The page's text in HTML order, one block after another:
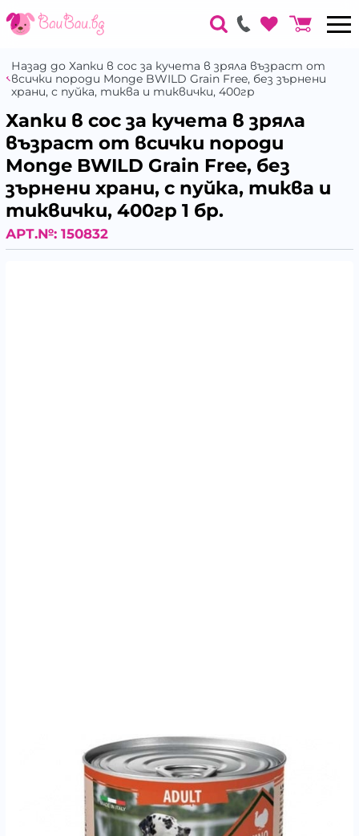
Назад до Хапки в сос за кучета в зряла възраст от
всички породи Monge BWILD Grain Free, без зърнени
храни, с пуйка, тиква и тиквички, 400гр
Хапки в сос за кучета в зряла
възраст от всички породи
Monge BWILD Grain Free, без
зърнени храни, с пуйка, тиква и
тиквички, 400гр 1 бр.
АРТ.№: 150832